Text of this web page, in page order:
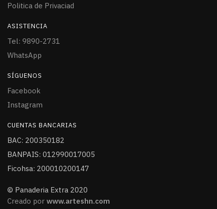
Politica de Privaciad
ASISTENCIA
Tel: 9890-2731
WhatsApp
SÍGUENOS
Facebook
Instagram
CUENTAS BANCARIAS
BAC: 200350182
BANPAIS: 012990017005
Ficohsa: 200010200147
© Panaderia Extra 2020
Creado por www.arteshn.com